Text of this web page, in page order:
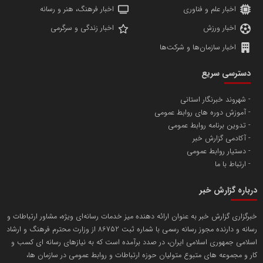
پایگاه اطلاع رسانی اعتلای نهادهای مردمی
تامین آهن اسفنجی تولیدکنندگان فولاد در کشور
تریبون
انتشار گسترده محتوا در رسانه گزارش خبر
مسعودصادقی
اخبار علم و فناوری
اخبار فرهنگ، هنر و رسانه
اخبار ورزش
اخبار زندگی و سرگرمی
اخبار سازمان‌ها و شرکت‌ها
دسترسی سریع
شهروند خبرنگار استانی
آموزش دوره های روابط عمومی
تدوین برنامه روابط عمومی
آکادمی گزارش خبر
دستیار روابط عمومی
ارتباط با ما
درباره گزارش خبر
خبرگزاری گزارش خبر به عنوان ارائه دهنده میز خدمات رسانه‌ای ویژه، مشاور ارتباطات و
رسانه و دارنده مجوز رسانه رسمی با شماره ثبت 86752 از وزارت محترم فرهنگ و ارشاد
اسلامی جمهوری اسلامی ایران، در صدد برآمده است که به نیازهای رسانه ای کسب و
کار و مجموعه های متبوع متولیان حوزه ارتباطات و روابط عمومی در سازمان ها،